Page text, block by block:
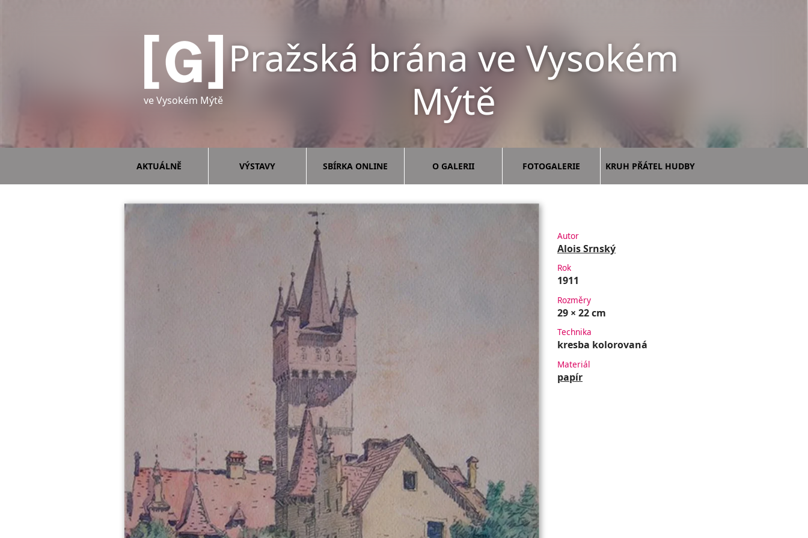
ve Vysokém Mýtě
Pražská brána ve Vysokém
Mýtě
AKTUÁLNĚ VÝSTAVY SBÍRKA ONLINE O GALERII FOTOGALERIE KRUH PŘÁTEL HUDBY
Autor
Alois Srnský
Rok
1911
Rozměry
29 × 22 cm
Technika
kresba kolorovaná
Materiál
papír